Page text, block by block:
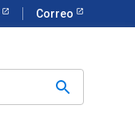
Correo